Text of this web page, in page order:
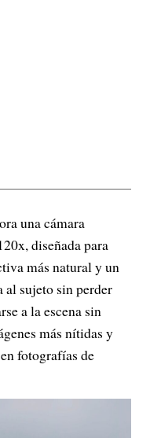
una cámara
diseñada para
más natural y un
al sujeto sin perder
a la escena sin
más nítidas y
fotografías de